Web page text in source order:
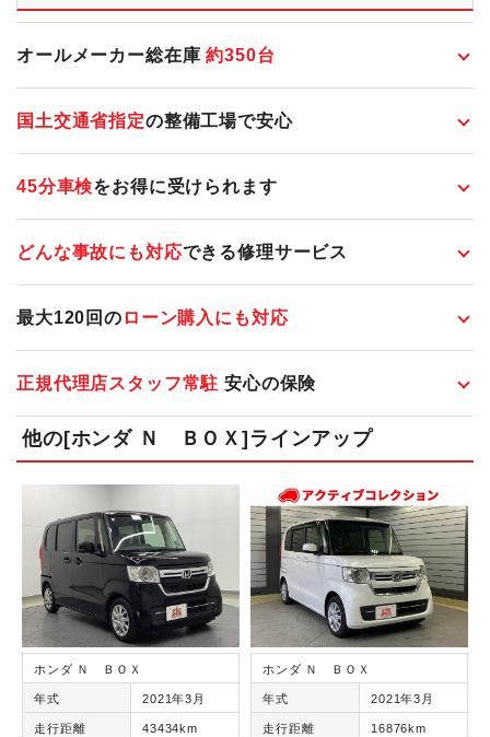
オールメーカー総在庫約350台
国土交通省指定の整備工場で安心
45分車検をお得に受けられます
どんな事故にも対応できる修理サービス
最大120回の ローン購入にも対応
正規代理店スタッフ常駐 安心の保険
他の[ホンダ Ｎ ＢＯＸ]ラインアップ
ホンダ Ｎ ＢＯＸ
年式 2021年3月
走行距離 43434km
ホンダ Ｎ ＢＯＸ
年式 2021年3月
走行距離 16876km